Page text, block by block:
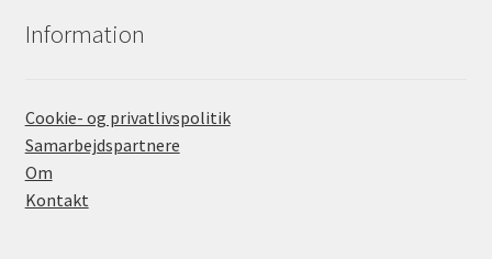
Information
Cookie- og privatlivspolitik
Samarbejdspartnere
Om
Kontakt